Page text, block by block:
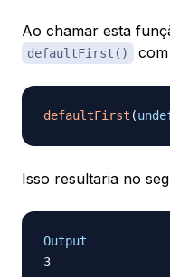
Ao chamar esta
defaultFirst()
defaultFirst (
Isso resultaria no
Output